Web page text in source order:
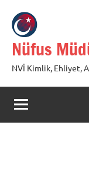
geç
Nüfus
NVİ Kimlik, Ehliyet,